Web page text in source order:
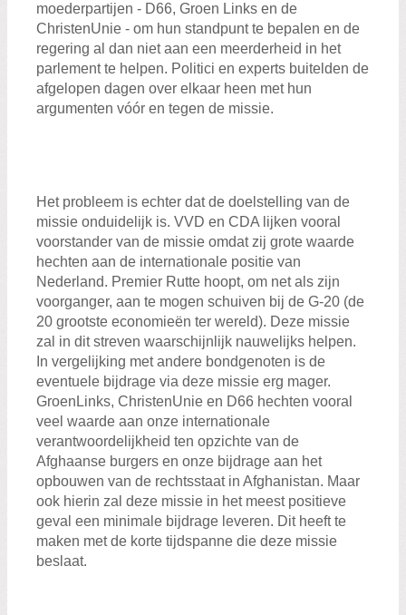
moederpartijen - D66, Groen Links en de
ChristenUnie - om hun standpunt te bepalen en de
regering al dan niet aan een meerderheid in het
parlement te helpen. Politici en experts buitelden de
afgelopen dagen over elkaar heen met hun
argumenten vóór en tegen de missie.
Het probleem is echter dat de doelstelling van de
missie onduidelijk is. VVD en CDA lijken vooral
voorstander van de missie omdat zij grote waarde
hechten aan de internationale positie van
Nederland. Premier Rutte hoopt, om net als zijn
voorganger, aan te mogen schuiven bij de G-20 (de
20 grootste economieën ter wereld). Deze missie
zal in dit streven waarschijnlijk nauwelijks helpen.
In vergelijking met andere bondgenoten is de
eventuele bijdrage via deze missie erg mager.
GroenLinks, ChristenUnie en D66 hechten vooral
veel waarde aan onze internationale
verantwoordelijkheid ten opzichte van de
Afghaanse burgers en onze bijdrage aan het
opbouwen van de rechtsstaat in Afghanistan. Maar
ook hierin zal deze missie in het meest positieve
geval een minimale bijdrage leveren. Dit heeft te
maken met de korte tijdspanne die deze missie
beslaat.